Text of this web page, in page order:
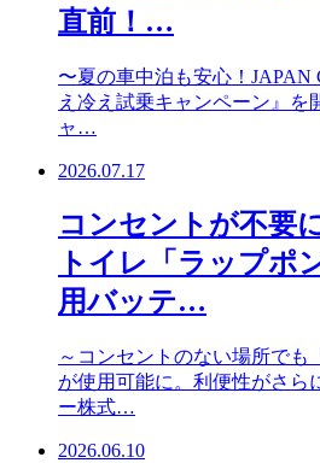
直前！…
〜夏の車中泊も安心！JAPAN
え冷え試乗キャンペーン』
ャ…
2026.07.17
コンセントが不要
トイレ「ラップポ
用バッテ…
～コンセントのない場所でも
が使用可能に。利便性がさら
ー株式…
2026.06.10